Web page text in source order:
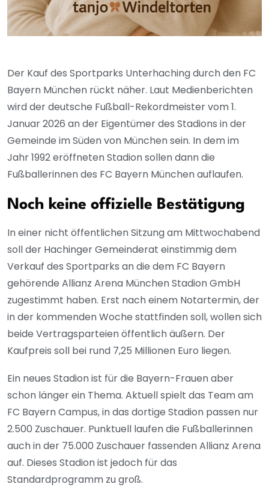
Der Kauf des Sportparks Unterhaching durch den FC
Bayern München rückt näher. Laut Medienberichten
wird der deutsche Fußball-Rekordmeister vom 1.
Januar 2026 an der Eigentümer des Stadions in der
Gemeinde im Süden von München sein. In dem im
Jahr 1992 eröffneten Stadion sollen dann die
Fußballerinnen des FC Bayern München auflaufen.
Noch keine offizielle Bestätigung
In einer nicht öffentlichen Sitzung am Mittwochabend
soll der Hachinger Gemeinderat einstimmig dem
Verkauf des Sportparks an die dem FC Bayern
gehörende Allianz Arena München Stadion GmbH
zugestimmt haben. Erst nach einem Notartermin, der
in der kommenden Woche stattfinden soll, wollen sich
beide Vertragsparteien öffentlich äußern. Der
Kaufpreis soll bei rund 7,25 Millionen Euro liegen.
Ein neues Stadion ist für die Bayern-Frauen aber
schon länger ein Thema. Aktuell spielt das Team am
FC Bayern Campus, in das dortige Stadion passen nur
2.500 Zuschauer. Punktuell laufen die Fußballerinnen
auch in der 75.000 Zuschauer fassenden Allianz Arena
auf. Dieses Stadion ist jedoch für das
Standardprogramm zu groß.